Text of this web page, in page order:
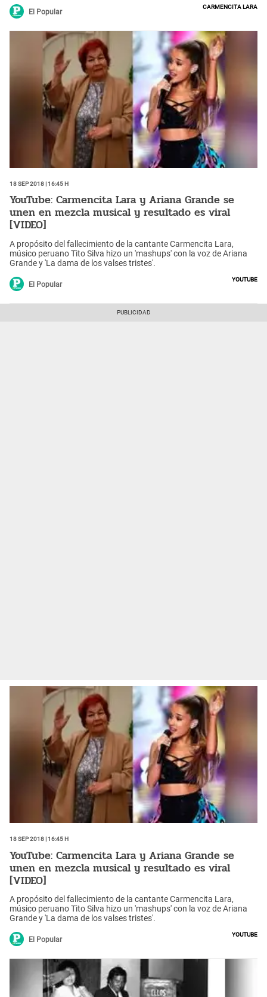
El Popular
Carmencita Lara
18 Sep 2018 | 16:45 h
YouTube: Carmencita Lara y Ariana Grande se
unen en mezcla musical y resultado es viral
[VIDEO]
A propósito del fallecimiento de la cantante Carmencita Lara,
músico peruano Tito Silva hizo un 'mashups' con la voz de Ariana
Grande y 'La dama de los valses tristes'.
El Popular
YouTube
18 Sep 2018 | 16:45 h
YouTube: Carmencita Lara y Ariana Grande se
unen en mezcla musical y resultado es viral
[VIDEO]
A propósito del fallecimiento de la cantante Carmencita Lara,
músico peruano Tito Silva hizo un 'mashups' con la voz de Ariana
Grande y 'La dama de los valses tristes'.
El Popular
YouTube